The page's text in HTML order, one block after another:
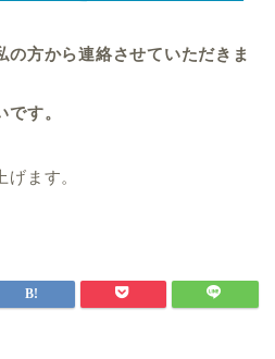
の方から連絡させていただきま
す。
ます。